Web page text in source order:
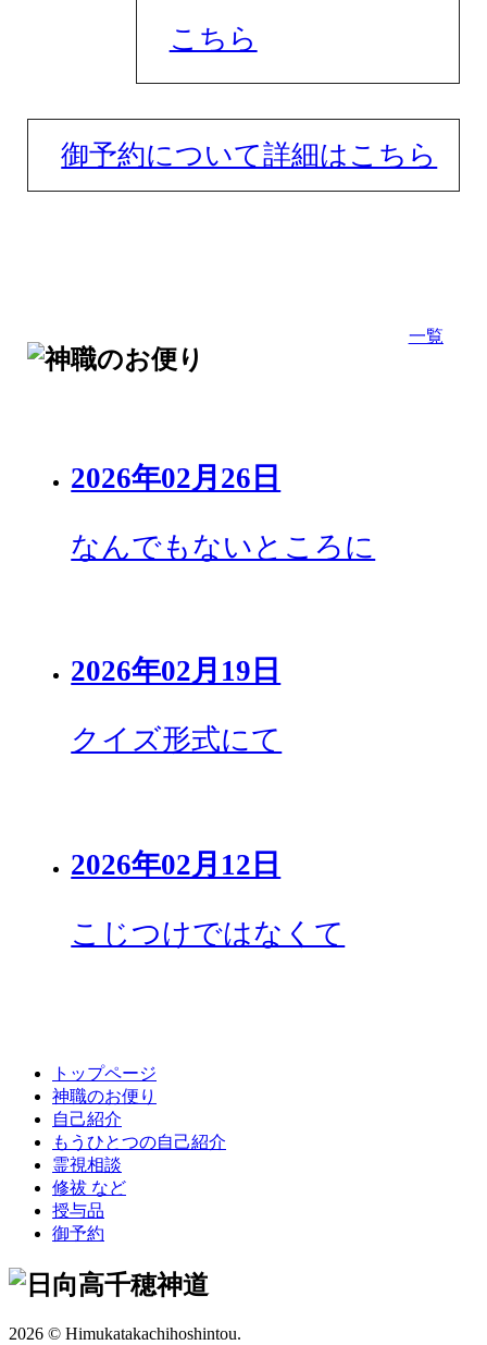
こちら
御予約について詳細はこちら
一覧
2026年02月26日
なんでもないところに
2026年02月19日
クイズ形式にて
2026年02月12日
こじつけではなくて
トップページ
神職のお便り
自己紹介
もうひとつの自己紹介
霊視相談
修祓 など
授与品
御予約
2026 © Himukatakachihoshintou.